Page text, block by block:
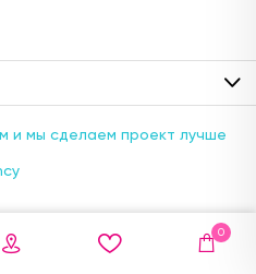
и мы сделаем проект лучше
0